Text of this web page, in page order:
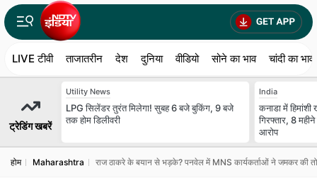
LIVE टीवी ताजातरीन देश दुनिया वीडियो सोने का भाव चांदी का भाव
ट्रेडिंग खबरें
Utility News
LPG सिलेंडर तुरंत मिलेगा! सुबह 6 बजे बुकिंग, 9 बजे
तक होम डिलीवरी
India
कनाडा में ह‍िमांशी
ग‍िरफ्तार, 8
आरोप
होम Maharashtra राज ठाकरे के बयान से भड़के? पनवेल में MNS कार्यकर्ताओं ने जमकर की